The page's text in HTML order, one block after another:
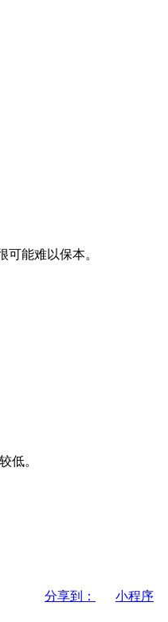
能难以保本。
低。
分享到：
小程序